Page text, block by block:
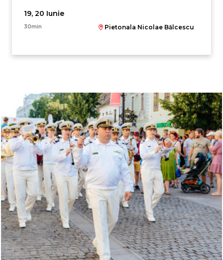
19, 20 Iunie
30min Pietonala Nicolae Bălcescu